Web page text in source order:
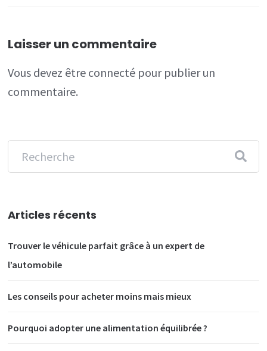
Laisser un commentaire
Vous devez être connecté pour publier un
commentaire.
Articles récents
Trouver le véhicule parfait grâce à un expert de
l’automobile
Les conseils pour acheter moins mais mieux
Pourquoi adopter une alimentation équilibrée ?